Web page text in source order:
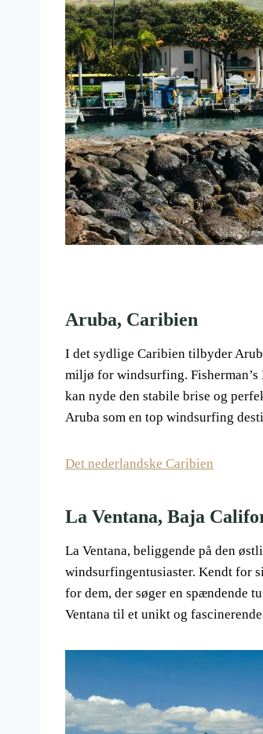
Aruba, Caribien
I det sydlige Caribien tilbyder
miljø for windsurfing. Fisherman’s
kan nyde den stabile brise og
Aruba som en top windsurfing
Det nederlandske Caribien
La Ventana, Baja
La Ventana, beliggende på den
windsurfingentusiaster. Kendt for
for dem, der søger en spændende
Ventana til et unikt og